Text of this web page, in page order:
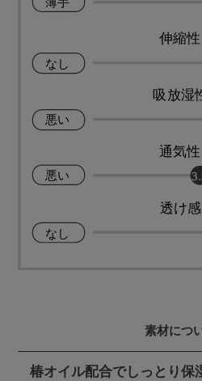
素材につ
椿オイル配合でしっとり保